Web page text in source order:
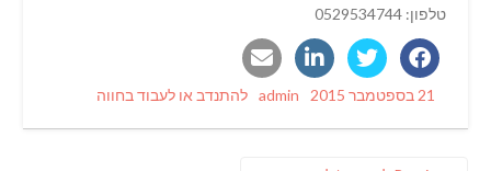
טלפון: 0529534744
Posted
21 בספטמבר 2015 Author
admin
Categories
להתנדב או לעבוד בחווה